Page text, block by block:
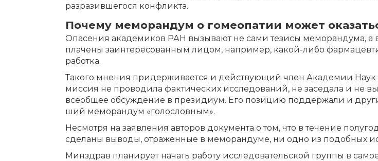
раз­ра­зив­ше­го­ся кон­флик­та.
По­че­му ме­мо­ран­дум о го­мео­па­тии мо­жет
Опа­се­ния ака­де­ми­ков РАН вы­зы­ва­ют не са­ми те­зи­сы ме­мо­ран­ду­ма, а
пла­че­ны за­ин­те­ре­со­ван­ным ли­цом, на­при­мер, ка­кой-ли­бо
ра­бот­ка.
Та­ко­го мне­ния при­дер­жи­ва­ет­ся и дей­ству­ю­щий член Ака­де­мии На­ук
мис­сия не про­во­ди­ла фак­ти­че­ских ис­сле­до­ва­ний, не за­се­да­ла и не
все­об­щее об­суж­де­ние в пре­зи­ди­ум. Его по­зи­цию под­дер­жа­ли и
ший ме­мо­ран­дум «го­ло­слов­ным».
Не­смот­ря на за­яв­ле­ния ав­то­ров до­ку­мен­та о том, что в те­че­ние
сде­ла­ны вы­во­ды, от­ра­жен­ные в ме­мо­ран­ду­ме, ни од­но из по­доб­ных
Мин­здрав пла­ни­ру­ет на­чать ра­бо­ту ис­сле­до­ва­тель­ской груп­пы в